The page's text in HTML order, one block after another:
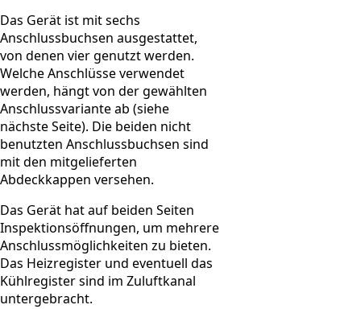
Das Gerät ist mit sechs
Anschlussbuchsen ausgestattet,
von denen vier genutzt werden.
Welche Anschlüsse verwendet
werden, hängt von der gewählten
Anschlussvariante ab (siehe
nächste Seite). Die beiden nicht
benutzten Anschlussbuchsen sind
mit den mitgelieferten
Abdeckkappen versehen.
Das Gerät hat auf beiden Seiten
Inspektionsöffnungen, um mehrere
Anschlussmöglichkeiten zu bieten.
Das Heizregister und eventuell das
Kühlregister sind im Zuluftkanal
untergebracht.